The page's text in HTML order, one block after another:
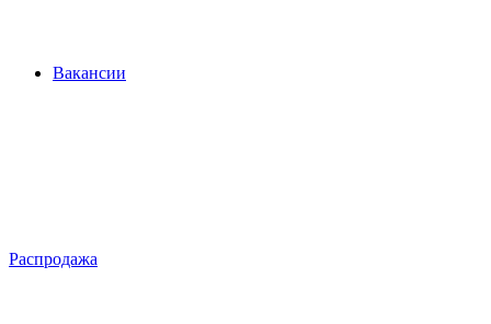
Вакансии
Распродажа